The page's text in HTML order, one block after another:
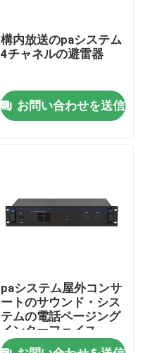
構内放送のpaシステム
4チャネルの避雷器
お問い合わせを送信
paシステム屋外コンサ
ートのサウンド・シス
テムの電話ページング
インターフェイス